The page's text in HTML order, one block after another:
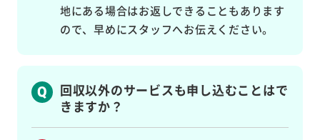
地にある場合はお返しできることもあります
ので、早めにスタッフへお伝えください。
回収以外のサービスも申し込むことはで
きますか？